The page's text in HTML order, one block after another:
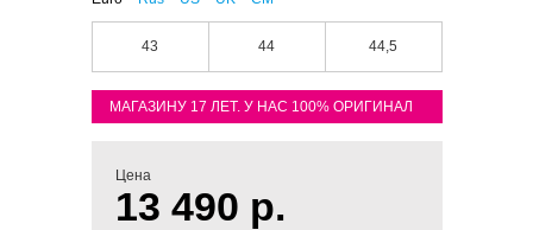
43 44 44,5
МАГАЗИНУ 17 ЛЕТ. У НАС 100% ОРИГИНАЛ
Цена
13 490 р.